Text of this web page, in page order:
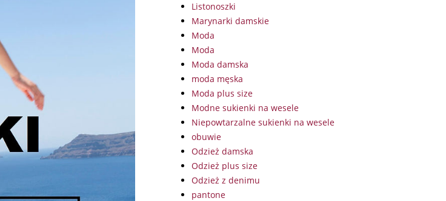
Listonoszki
Marynarki damskie
Moda
Moda
Moda damska
moda męska
Moda plus size
Modne sukienki na wesele
Niepowtarzalne sukienki na wesele
obuwie
Odzież damska
Odzież plus size
Odzież z denimu
pantone